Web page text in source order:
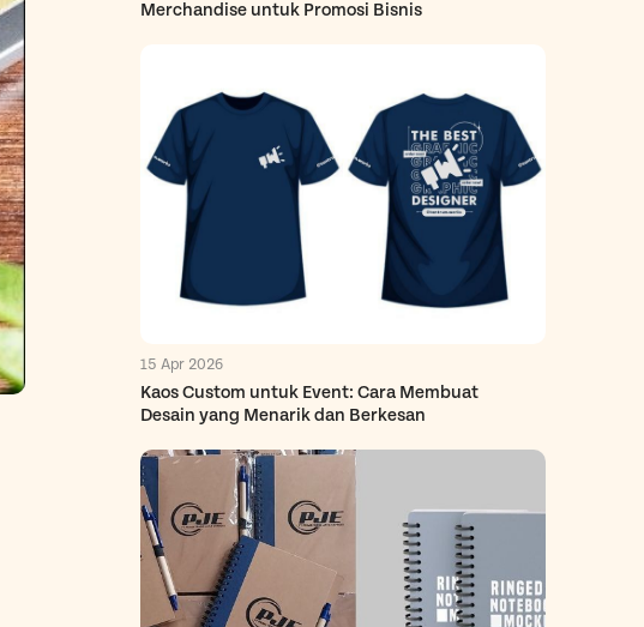
Merchandise untuk Promosi Bisnis
15 Apr 2026
Kaos Custom untuk Event: Cara Membuat
Desain yang Menarik dan Berkesan